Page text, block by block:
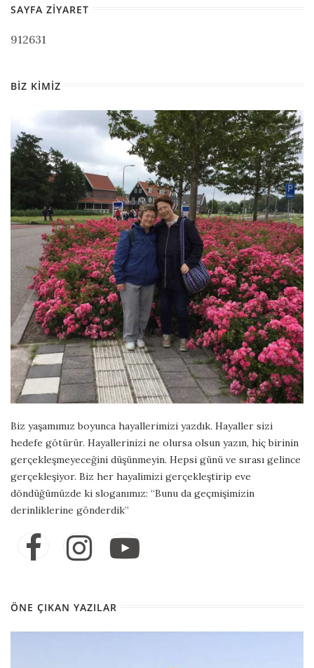
SAYFA ZIYARET
912631
BIZ KIMIZ
Biz yaşamımız boyunca hayallerimizi yazdık. Hayaller sizi
hedefe götürür. Hayallerinizi ne olursa olsun yazın, hiç birinin
gerçekleşmeyeceğini düşünmeyin. Hepsi günü ve sırası gelince
gerçekleşiyor. Biz her hayalimizi gerçekleştirip eve
döndüğümüzde ki sloganımız: “Bunu da geçmişimizin
derinliklerine gönderdik”
ÖNE ÇIKAN YAZILAR